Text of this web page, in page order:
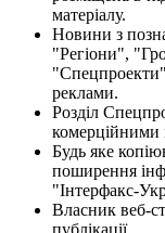
матеріалу.
Новини з
"Регіони",
реклами.
Розділ
комерційними
Будь яке
поширення
"Інтерфакс-
Власник веб-
публікації.